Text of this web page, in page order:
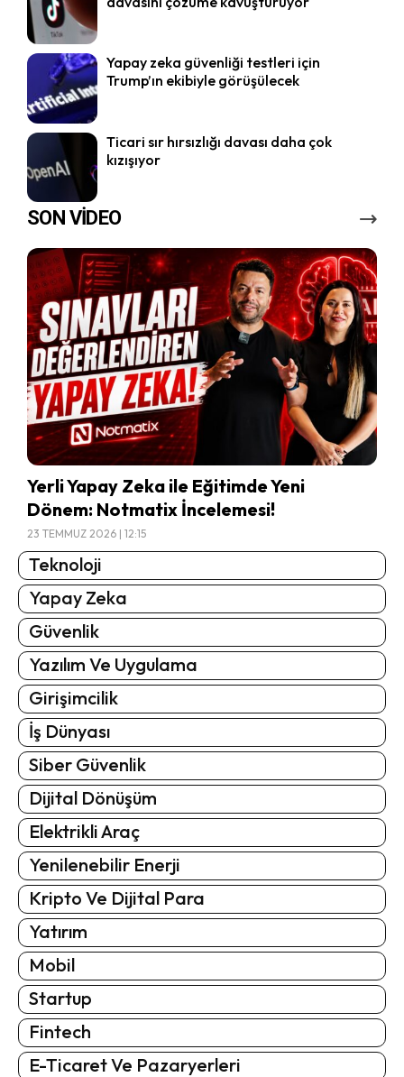
Yapay zeka güvenliği testleri için
Trump’ın ekibiyle görüşülecek
Ticari sır hırsızlığı davası daha çok
kızışıyor
SON VİDEO
Yerli Yapay Zeka ile Eğitimde Yeni
Dönem: Notmatix İncelemesi!
23 TEMMUZ 2026 | 12:15
Teknoloji
Yapay Zeka
Güvenlik
Yazılım Ve Uygulama
Girişimcilik
İş Dünyası
Siber Güvenlik
Dijital Dönüşüm
Elektrikli Araç
Yenilenebilir Enerji
Kripto Ve Dijital Para
Yatırım
Mobil
Startup
Fintech
E-Ticaret Ve Pazaryerleri